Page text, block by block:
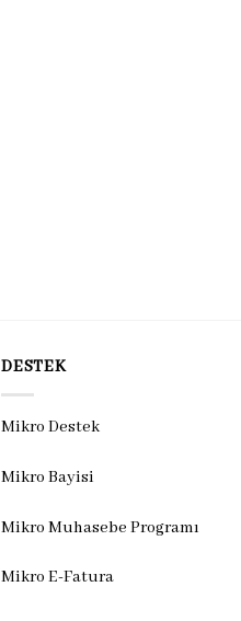
DESTEK
Mikro Destek
Mikro Bayisi
Mikro Muhasebe Programı
Mikro E-Fatura